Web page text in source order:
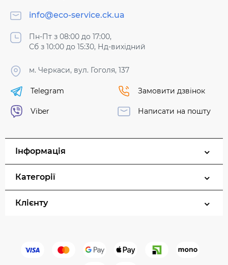
info@eco-service.ck.ua
Пн-Пт з 08:00 до 17:00,
Сб з 10:00 до 15:30, Нд-вихідний
м. Черкаси, вул. Гоголя, 137
Telegram
Viber
Замовити дзвінок
Написати на пошту
Інформація
Категорії
Клієнту